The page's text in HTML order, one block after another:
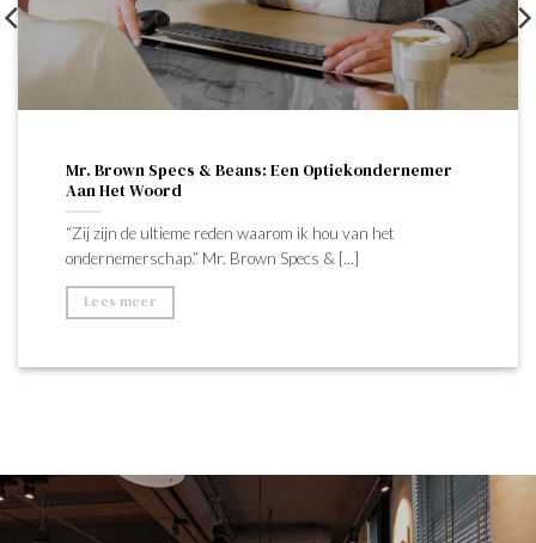
Mr. Brown Specs & Beans: Een Optiekondernemer
Aan Het Woord
“Zij zijn de ultieme reden waarom ik hou van het
ondernemerschap.” Mr. Brown Specs & [...]
Lees meer